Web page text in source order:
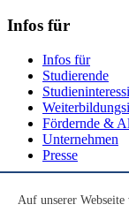
Infos für
Infos für
Studierende
Fördernde &
Unternehmen
Presse
Auf unserer